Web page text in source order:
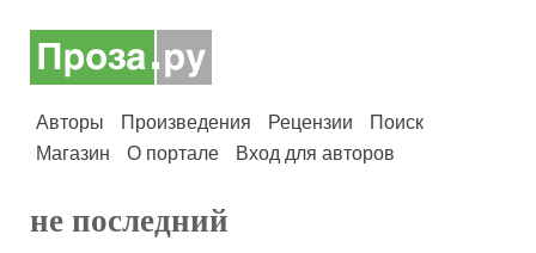
Авторы Произведения Рецензии
Поиск
Магазин
О портале Вход для авторов
не последний